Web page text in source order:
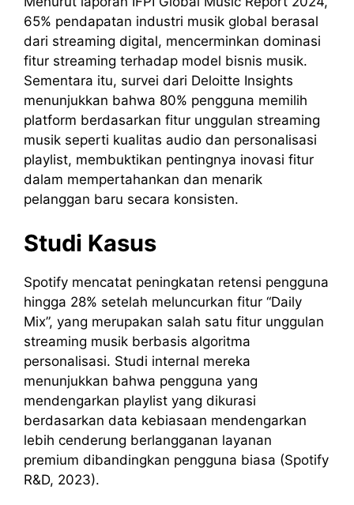
65% pendapatan industri musik global berasal
dari streaming digital, mencerminkan dominasi
fitur streaming terhadap model bisnis musik.
Sementara itu, survei dari Deloitte Insights
menunjukkan bahwa 80% pengguna memilih
platform berdasarkan fitur unggulan streaming
musik seperti kualitas audio dan personalisasi
playlist, membuktikan pentingnya inovasi fitur
dalam mempertahankan dan menarik
pelanggan baru secara konsisten.
Studi Kasus
Spotify mencatat peningkatan retensi pengguna
hingga 28% setelah meluncurkan fitur “Daily
Mix”, yang merupakan salah satu fitur unggulan
streaming musik berbasis algoritma
personalisasi. Studi internal mereka
menunjukkan bahwa pengguna yang
mendengarkan playlist yang dikurasi
berdasarkan data kebiasaan mendengarkan
lebih cenderung berlangganan layanan
premium dibandingkan pengguna biasa (Spotify
R&D, 2023).